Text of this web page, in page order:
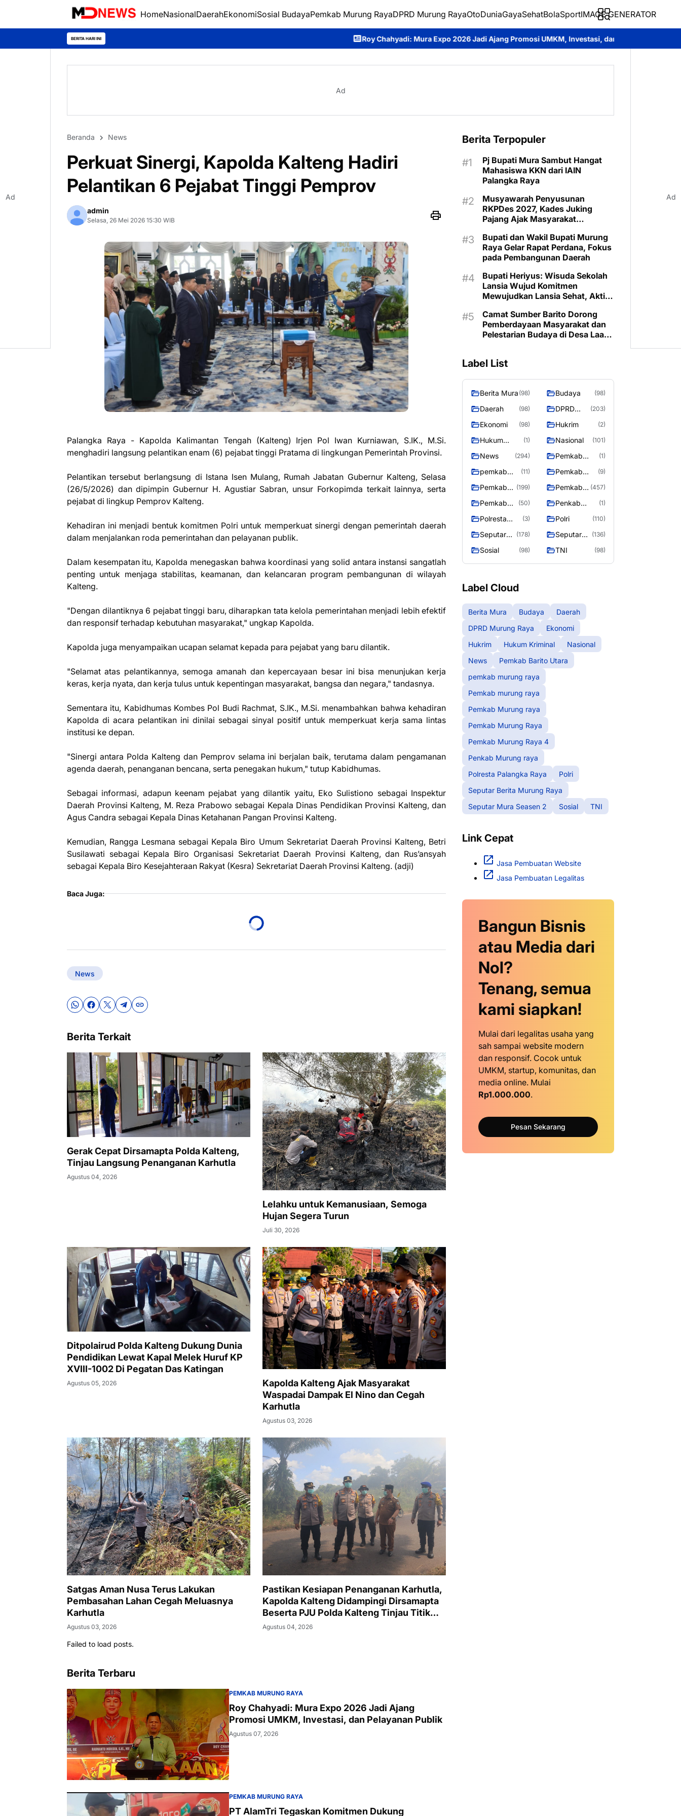
HomeNasionalDaerahEkonomiSosial BudayaPemkab Murung RayaDPRD Murung RayaOtoDuniaGayaSehatBolaSportIMAGE GENERATOR
BERITA HARI INI Roy Chahyadi: Mura Expo 2026 Jadi Ajang Promosi UMKM, Investasi, dan Pelayanan Publik PT AlamTri Tegaskan
Ad
Beranda News
Perkuat Sinergi, Kapolda Kalteng Hadiri
Pelantikan 6 Pejabat Tinggi Pemprov
admin
Selasa, 26 Mei 2026 15:30 WIB
Palangka Raya - Kapolda Kalimantan Tengah (Kalteng) Irjen Pol Iwan Kurniawan, S.IK., M.Si.
menghadiri langsung pelantikan enam (6) pejabat tinggi Pratama di lingkungan Pemerintah Provinsi.
Pelantikan tersebut berlangsung di Istana Isen Mulang, Rumah Jabatan Gubernur Kalteng, Selasa
(26/5/2026) dan dipimpin Gubernur H. Agustiar Sabran, unsur Forkopimda terkait lainnya, serta
pejabat di lingkup Pemprov Kalteng.
Kehadiran ini menjadi bentuk komitmen Polri untuk memperkuat sinergi dengan pemerintah daerah
dalam menjalankan roda pemerintahan dan pelayanan publik.
Dalam kesempatan itu, Kapolda menegaskan bahwa koordinasi yang solid antara instansi sangatlah
penting untuk menjaga stabilitas, keamanan, dan kelancaran program pembangunan di wilayah
Kalteng.
"Dengan dilantiknya 6 pejabat tinggi baru, diharapkan tata kelola pemerintahan menjadi lebih efektif
dan responsif terhadap kebutuhan masyarakat," ungkap Kapolda.
Kapolda juga menyampaikan ucapan selamat kepada para pejabat yang baru dilantik.
"Selamat atas pelantikannya, semoga amanah dan kepercayaan besar ini bisa menunjukan kerja
keras, kerja nyata, dan kerja tulus untuk kepentingan masyarakat, bangsa dan negara," tandasnya.
Sementara itu, Kabidhumas Kombes Pol Budi Rachmat, S.IK., M.Si. menambahkan bahwa kehadiran
Kapolda di acara pelantikan ini dinilai sebagai sinyal positif untuk memperkuat kerja sama lintas
institusi ke depan.
"Sinergi antara Polda Kalteng dan Pemprov selama ini berjalan baik, terutama dalam pengamanan
agenda daerah, penanganan bencana, serta penegakan hukum," tutup Kabidhumas.
Sebagai informasi, adapun keenam pejabat yang dilantik yaitu, Eko Sulistiono sebagai Inspektur
Daerah Provinsi Kalteng, M. Reza Prabowo sebagai Kepala Dinas Pendidikan Provinsi Kalteng, dan
Agus Candra sebagai Kepala Dinas Ketahanan Pangan Provinsi Kalteng.
Kemudian, Rangga Lesmana sebagai Kepala Biro Umum Sekretariat Daerah Provinsi Kalteng, Betri
Susilawati sebagai Kepala Biro Organisasi Sekretariat Daerah Provinsi Kalteng, dan Rus’ansyah
sebagai Kepala Biro Kesejahteraan Rakyat (Kesra) Sekretariat Daerah Provinsi Kalteng. (adji)
Baca Juga:
News
Berita Terkait
Gerak Cepat Dirsamapta Polda Kalteng,
Tinjau Langsung Penanganan Karhutla
Agustus 04, 2026
Lelahku untuk Kemanusiaan, Semoga
Hujan Segera Turun
Juli 30, 2026
Ditpolairud Polda Kalteng Dukung Dunia
Pendidikan Lewat Kapal Melek Huruf KP
XVIII-1002 Di Pegatan Das Katingan
Agustus 05, 2026
Kapolda Kalteng Ajak Masyarakat
Waspadai Dampak El Nino dan Cegah
Karhutla
Agustus 03, 2026
Satgas Aman Nusa Terus Lakukan
Pembasahan Lahan Cegah Meluasnya
Karhutla
Agustus 03, 2026
Pastikan Kesiapan Penanganan Karhutla,
Kapolda Kalteng Didampingi Dirsamapta
Beserta PJU Polda Kalteng Tinjau Titik
Api dan Pos Satgas di Kotawaringin Timur
Agustus 04, 2026
Failed to load posts.
Berita Terbaru
PEMKAB MURUNG RAYA
Roy Chahyadi: Mura Expo 2026 Jadi Ajang
Promosi UMKM, Investasi, dan Pelayanan Publik
Agustus 07, 2026
PEMKAB MURUNG RAYA
PT AlamTri Tegaskan Komitmen Dukung
Berita Terpopuler
Pj Bupati Mura Sambut Hangat
Mahasiswa KKN dari IAIN
Palangka Raya
Musyawarah Penyusunan
RKPDes 2027, Kades Juking
Pajang Ajak Masyarakat
Kebutuhan
Bupati dan Wakil Bupati Murung
Raya Gelar Rapat Perdana, Fokus
pada Pembangunan Daerah
Bupati Heriyus: Wisuda Sekolah
Lansia Wujud Komitmen
Mewujudkan Lansia Sehat, Aktif,
Camat Sumber Barito Dorong
Pemberdayaan Masyarakat dan
Pelestarian Budaya di Desa Laas
Label List
Berita Mura (98) Budaya (98)
Daerah (98)
DPRD
Raya
(203)
Ekonomi (98) Hukrim (2)
Hukum
(1) Nasional (101)
News (294)
Pemkab
(1)
pemkab
raya
(11)
Pemkab
murung raya
(9)
Pemkab
raya
(199)
Pemkab
Raya
(457)
Pemkab
Raya 4
(50)
Penkab
Murung raya
(1)
Polresta
Raya
(3) Polri (110)
Seputar
Murung
Raya
(178)
Seputar
Seasen 2
(136)
Sosial (98) TNI (98)
Label Cloud
Berita Mura Budaya
Daerah
DPRD Murung Raya
Ekonomi
Hukrim
Hukum Kriminal
Nasional
News
Pemkab Barito Utara
pemkab murung raya
Pemkab murung raya
Pemkab Murung raya
Pemkab Murung Raya
Pemkab Murung Raya 4
Penkab Murung raya
Polresta Palangka Raya
Polri
Seputar Berita Murung Raya
Seputar Mura Seasen 2
Sosial TNI
Link Cepat
Jasa Pembuatan Website
Jasa Pembuatan Legalitas
Bangun Bisnis
atau Media dari
Nol?
Tenang, semua
kami siapkan!
Mulai dari legalitas usaha yang
sah sampai website modern
dan responsif. Cocok untuk
UMKM, startup, komunitas, dan
media online. Mulai
Rp1.000.000.
Pesan Sekarang
Ad Ad